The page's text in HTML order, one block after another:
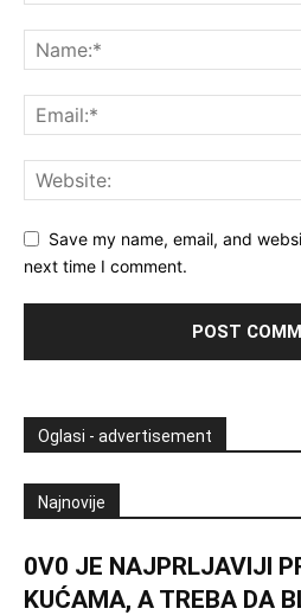
Save my name, email, and
next time I comment.
Oglasi - advertisement
Najnovije
0V0 JE NAJPRLJAVlJl
KUĆAMA, A TREBA DA